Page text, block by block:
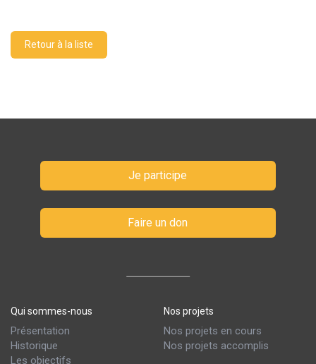
Retour à la liste
Je participe
Faire un don
Qui sommes-nous
Présentation
Historique
Les objectifs
Nos projets
Nos projets en cours
Nos projets accomplis